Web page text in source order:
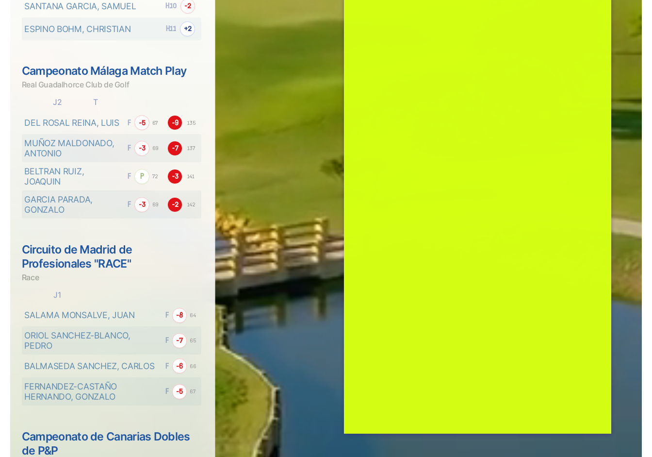
SANTANA GARCIA, SAMUEL H10 -2
ESPINO BOHM, CHRISTIAN H11 +2
Campeonato Málaga Match Play
Real Guadalhorce Club de Golf
J2
T
DEL ROSAL REINA, LUIS F -5 67 -9 135
MUÑOZ MALDONADO,
ANTONIO
F -3 69 -7 137
BELTRAN RUIZ,
JOAQUIN
F P 72 -3 141
GARCIA PARADA,
GONZALO
F -3 69 -2 142
Circuito de Madrid de
Profesionales "RACE"
Race
J1
SALAMA MONSALVE, JUAN F -8 64
ORIOL SANCHEZ-BLANCO,
PEDRO
F -7 65
BALMASEDA SANCHEZ, CARLOS F -6 66
FERNANDEZ-CASTAÑO
HERNANDO, GONZALO
F -5 67
Campeonato de Canarias Dobles
de P&P